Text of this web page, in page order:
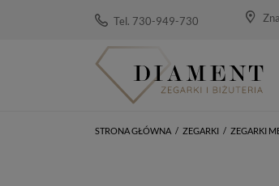
Tel. 730-949-730
STRONA GŁÓWNA / ZEGARKI / ZEGARKI